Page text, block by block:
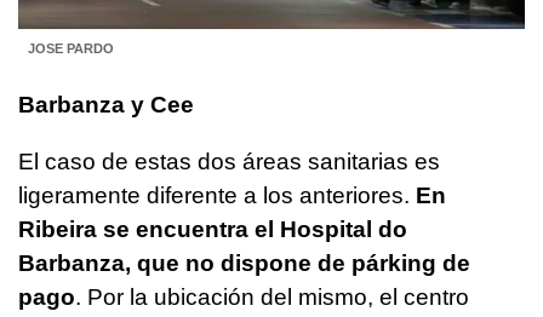
JOSE PARDO
Barbanza y Cee
El caso de estas dos áreas sanitarias es
ligeramente diferente a los anteriores. En
Ribeira se encuentra el Hospital do
Barbanza, que no dispone de párking de
pago. Por la ubicación del mismo, el centro